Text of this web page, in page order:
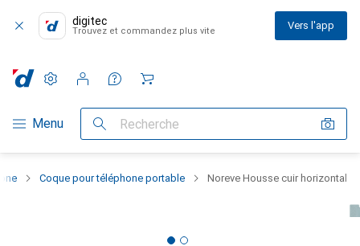
digitec
Trouvez et commandez plus vite Vers l'app
Navigation par catégorie
Menu Recherche
Paramètres
Compte client
Listes de comparaison
Listes d'envies
Panier
Coque pour téléphone portable Noreve Housse cuir horizontal